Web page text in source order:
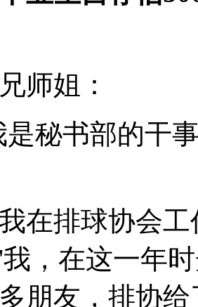
师姐：
秘书部的干
在排球协会
，在这一年
朋友，排协